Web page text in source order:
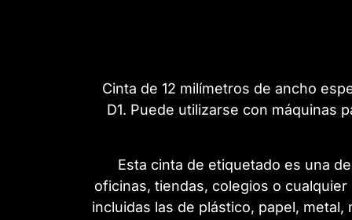
Cinta de 12 milímetros de ancho
D1. Puede utilizarse con máquinas
Esta cinta de etiquetado es una
oficinas, tiendas, colegios o
incluidas las de plástico, papel,